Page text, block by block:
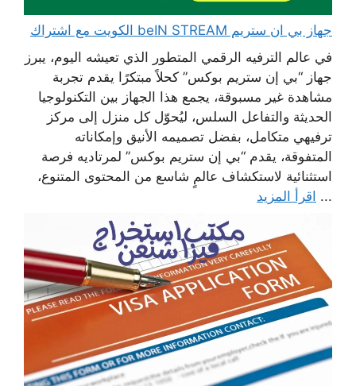
جهاز بي ان ستريم beIN STREAM الكويت مع اشتراك
في عالم الترفيه الرقمي المتطور الذي تعيشه اليوم، يبرز
جهاز “بي إن ستريم بوكس” كحلاً مبتكرًا يقدم تجربة
مشاهدة غير مسبوقة، يجمع هذا الجهاز بين التكنولوجيا
الحديثة والتفاعل السلس، ليُحوّل كل منزل إلى مركز
ترفيهي متكامل، بفضل تصميمه الأنيق وإمكاناته
المتفوقة، يقدم “بي إن ستريم بوكس” لمرتاديه فرصة
استثنائية لاستكشاف عالمٍ شاسع من المحتوى المتنوع،
... اقرأ المزيد